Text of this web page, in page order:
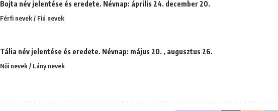
Bojta név jelentése és eredete. Névnap: április 24. december 20.
Férfi nevek / Fiú nevek
Tália név jelentése és eredete. Névnap: május 20. , augusztus 26.
Női nevek / Lány nevek